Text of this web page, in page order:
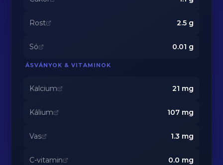
Rost 2.5g
Só 0.01 g
ÁSVÁNYOK & VITAMINOK
Kalcium 21 mg
Kálium 107mg
Vas 1.3 mg
C-vitamin 0.0 mg